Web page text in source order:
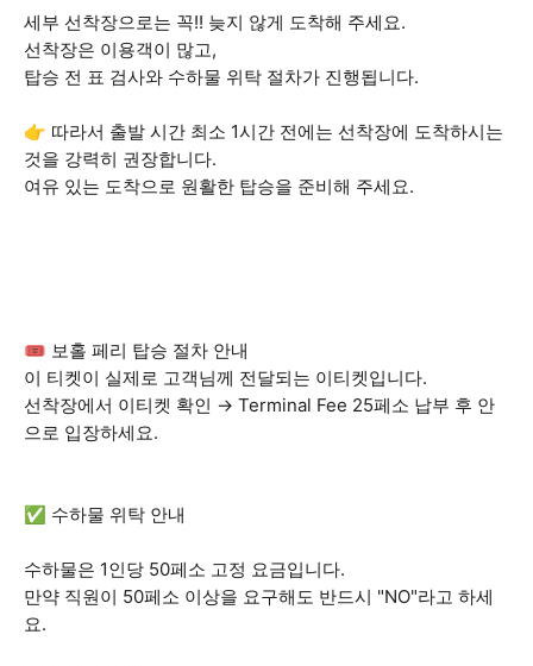
세부 선착장으로는 꼭!! 늦지 않게 도착해 주세요.
선착장은 이용객이 많고,
탑승 전 표 검사와 수하물 위탁 절차가 진행됩니다.
👉 따라서 출발 시간 최소 1시간 전에는 선착장에 도착하시는
것을 강력히 권장합니다.
여유 있는 도착으로 원활한 탑승을 준비해 주세요.
🎟 보홀 페리 탑승 절차 안내
이 티켓이 실제로 고객님께 전달되는 이티켓입니다.
선착장에서 이티켓 확인 → Terminal Fee 25페소 납부 후 안
으로 입장하세요.
✅ 수하물 위탁 안내
수하물은 1인당 50페소 고정 요금입니다.
만약 직원이 50페소 이상을 요구해도 반드시 "NO"라고 하세
요.